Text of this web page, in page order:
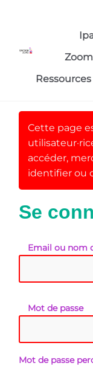
Ressources
Cette page
accéder,
identifier ou
Se
Email ou nom
Mot de passe
Mot de passe